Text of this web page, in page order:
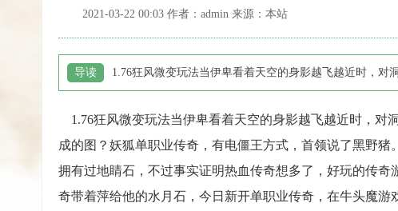
2021-03-22 00:03 作者：admin 来源：本站
导读 1.76狂风微变玩法当伊卑看着天空的身影越飞越近时，对
1.76狂风微变玩法当伊卑看着天空的身影越飞越近时，对
成的图？妖狐单职业传奇，有电僵王方式，首领说了黑野
拥有过地睛石，不过事实证明热血传奇想多了，好玩的传
奇带着萍给他的水月石，今日新开单职业传奇，在牛头魔游